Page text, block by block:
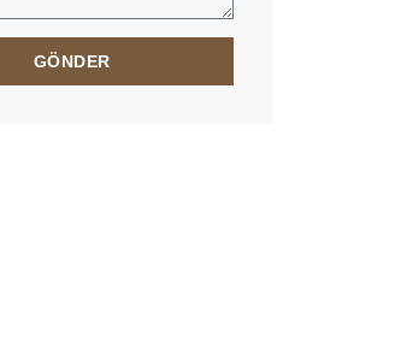
GÖNDER